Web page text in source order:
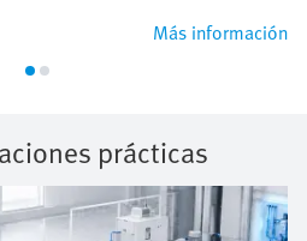
Más información
prácticas